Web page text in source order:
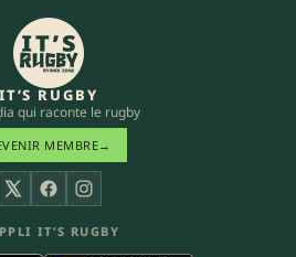
IT’S RUGBY
qui raconte le rugby
MEMBRE→
X FacebookInstagram
IT’S RUGBY